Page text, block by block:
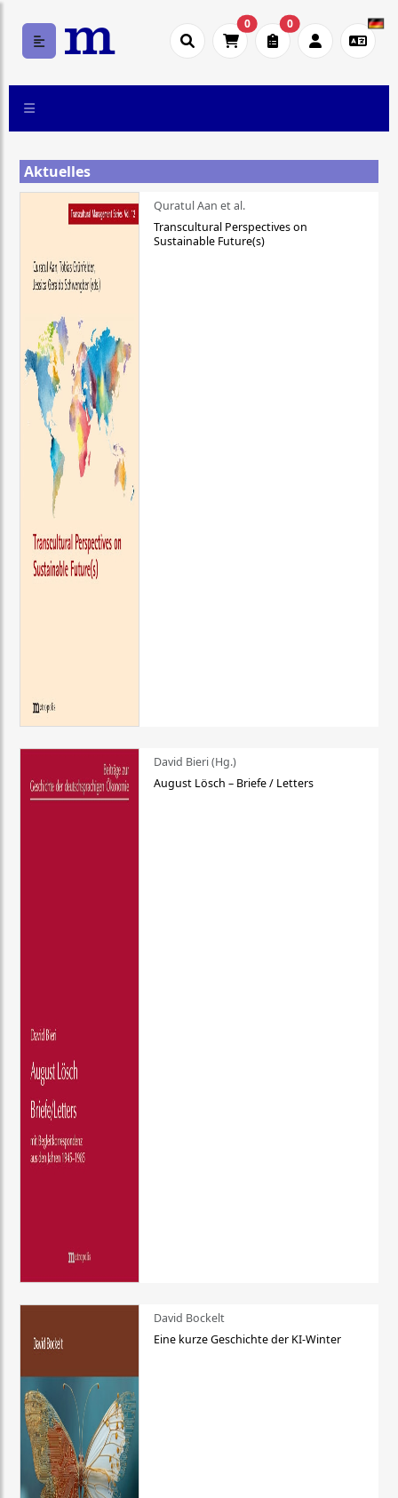
0 0
Aktuelles
Quratul Aan et al.
Transcultural Perspectives on
Sustainable Future(s)
David Bieri (Hg.)
August Lösch – Briefe / Letters
David Bockelt
Eine kurze Geschichte der KI-Winter